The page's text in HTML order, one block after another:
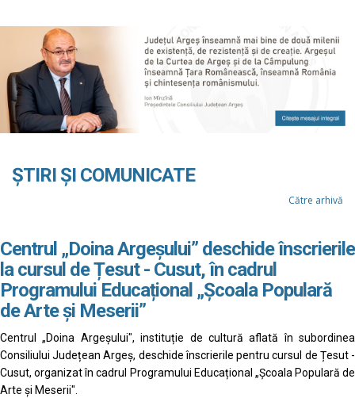
ȘTIRI ȘI COMUNICATE
Către arhivă
Centrul „Doina Argeșului” deschide înscrierile
la cursul de Țesut - Cusut, în cadrul
Programului Educațional „Școala Populară
de Arte și Meserii”
Centrul „Doina Argeșului", instituție de cultură aflată în subordinea
Consiliului Județean Argeș, deschide înscrierile pentru cursul de Țesut -
Cusut, organizat în cadrul Programului Educațional „Școala Populară de
Arte și Meserii".